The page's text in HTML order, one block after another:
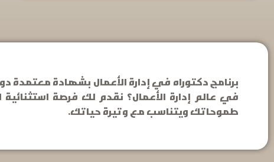
برنامج دكتوراه في إدارة الأعمال بشهادة
في عالم إدارة الأعمال؟ نقدم لك فرصة
طموحاتك ويتناسب مع وتيرة حياتك.